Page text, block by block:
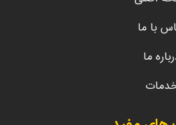
با ما
ما